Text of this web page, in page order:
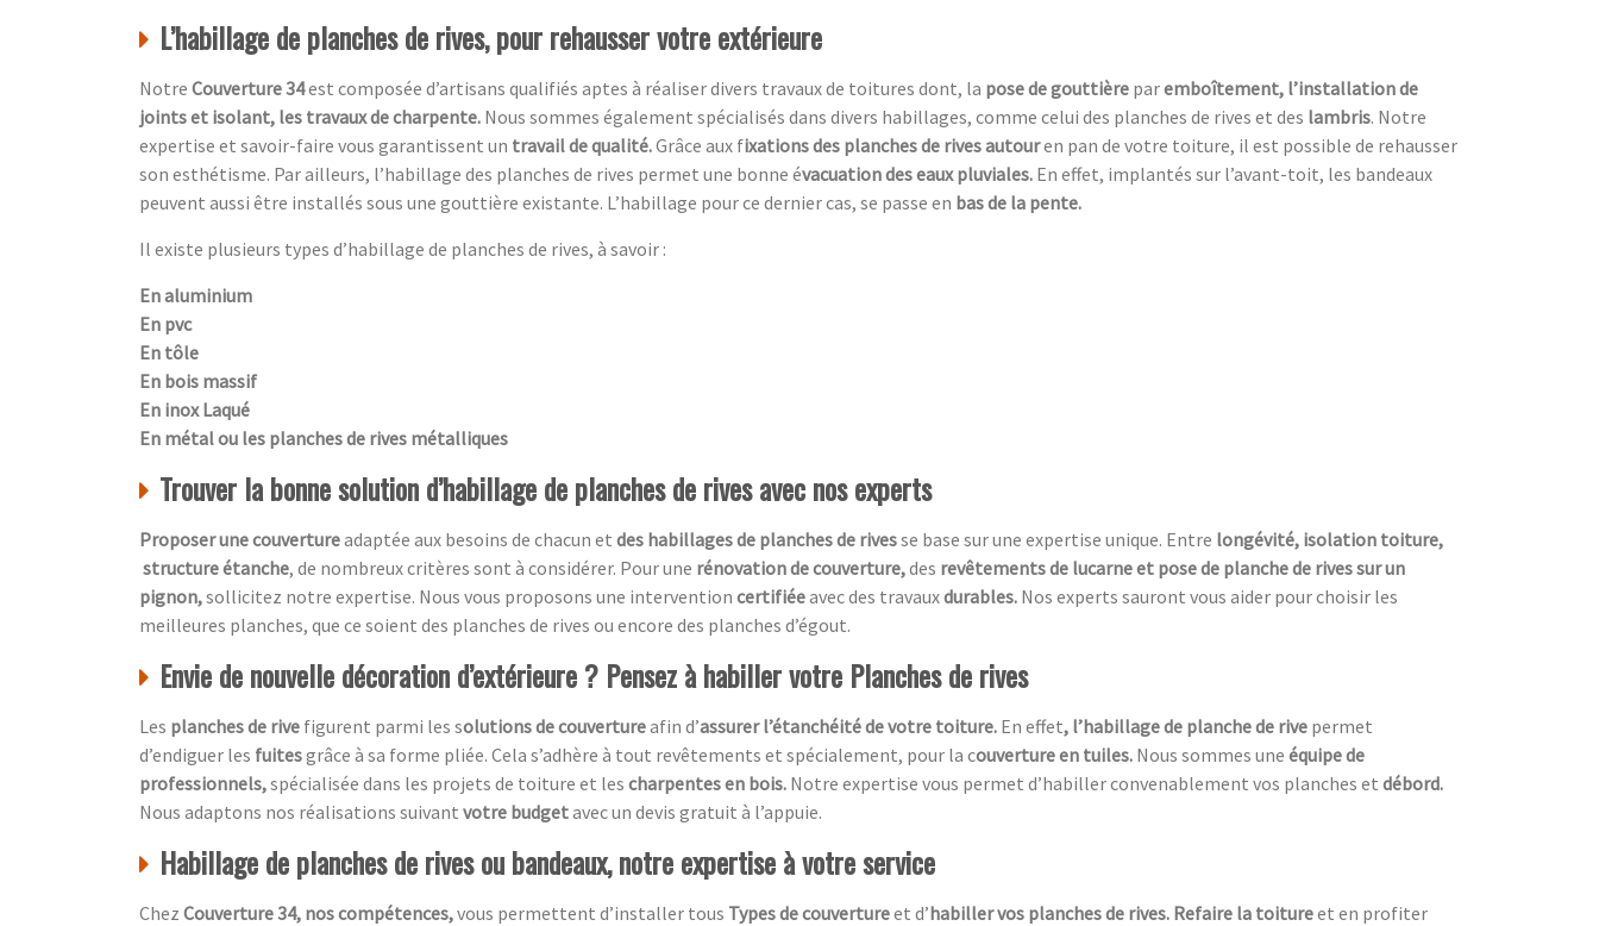
L’habillage de planches de rives, pour rehausser votre extérieure
Notre Couverture 34est composée d’artisans qualifiés aptes à réaliser divers travaux de toitures dont, la pose de gouttière paremboîtement, l’installation de
joints et isolant, les travaux de charpente. Nous sommes également spécialisés dans divers habillages, comme celui des planches de rives et des lambris. Notre
expertise et savoir-faire vous garantissent un travail de qualité.Grâce aux fixations des planches de rives autouren pan de votre toiture, il est possible de rehausser
son esthétisme. Par ailleurs, l’habillage des planches de rives permet une bonne évacuation des eaux pluviales. En effet, implantés sur l’avant-toit, les bandeaux
peuvent aussi être installés sous une gouttière existante. L’habillage pour ce dernier cas, se passe en bas de la pente.
Il existe plusieurs types d’habillage de planches de rives, à savoir :
En aluminium
En pvc
En tôle
En bois massif
En inox Laqué
En métal ou les planches de rives métalliques
Trouver la bonne solution d’habillage de planches de rives avec nos experts
Proposer une couvertureadaptée aux besoins de chacun et des habillages de planches de rivesse base sur une expertise unique. Entre longévité, isolation toiture,
structure étanche, de nombreux critères sont à considérer. Pour une rénovation de couverture,des revêtements de lucarne et pose de planche de rives sur un
pignon,sollicitez notre expertise. Nous vous proposons une intervention certifiéeavec des travauxdurables. Nos experts sauront vous aider pour choisir les
meilleures planches, que ce soient des planches de rives ou encore des planches d’égout.
Envie de nouvelle décoration d’extérieure ? Pensez à habiller votre Planches de rives
Les planches de rive figurent parmi les solutions de couvertureafin d’assurer l’étanchéité de votre toiture. En effet, l’habillage de planche de rive permet
d’endiguer les fuitesgrâce à sa forme pliée. Cela s’adhère à tout revêtements et spécialement, pour la couverture en tuiles. Nous sommes une équipe de
professionnels,spécialisée dans les projets de toiture et les charpentes en bois. Notre expertise vous permet d’habiller convenablement vos planches et débord.
Nous adaptons nos réalisations suivant votre budgetavec un devis gratuit à l’appuie.
Habillage de planches de rives ou bandeaux, notre expertise à votre service
Chez Couverture 34, nos compétences,vous permettent d’installer tous Types de couvertureet d’habiller vos planches de rives. Refaire la toitureet en profiter